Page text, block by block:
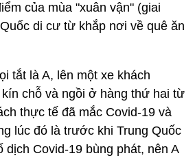
của mùa "xuân vận" (giai
di cư từ khắp nơi về quê ăn
tắt là A, lên một xe khách
chỗ và ngồi ở hàng thứ hai từ
thực tế đã mắc Covid-19 và
lúc đó là trước khi Trung Quốc
dịch Covid-19 bùng phát, nên A